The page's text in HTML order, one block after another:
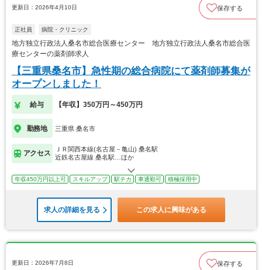
更新日：2026年4月10日 保存する
正社員 病院・クリニック
地方独立行政法人桑名市総合医療センター 地方独立行政法人桑名市総合医
療センターの薬剤師求人
【三重県桑名市】急性期の総合病院にて薬剤師募集が
オープンしました！
給与 【年収】350万円～450万円
勤務地 三重県 桑名市
アクセス
ＪＲ関西本線(名古屋－亀山) 桑名駅
近鉄名古屋線 桑名駅…ほか
年収450万円以上可 スキルアップ 駅チカ 車通勤可 積極採用中
求人の詳細を見る この求人に興味がある
更新日：2026年7月8日 保存する